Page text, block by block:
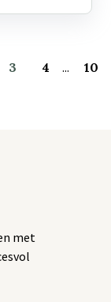
3 4 ... 10
met